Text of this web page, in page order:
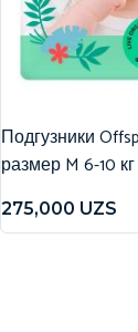
Подгузники
размер M 6-10
275,000 UZS